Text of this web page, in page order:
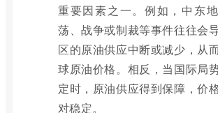
重要因素之一。例如，中东
荡、战争或制裁等事件往往会
区的原油供应中断或减少，从
球原油价格。相反，当国际局
定时，原油供应得到保障，价
对稳定。